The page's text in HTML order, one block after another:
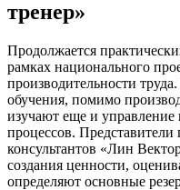
тренер»
Продолжается
рамках национального
производительности
обучения, помимо
изучают еще и
процессов.
консультантов «Лин
создания ценности,
определяют основные